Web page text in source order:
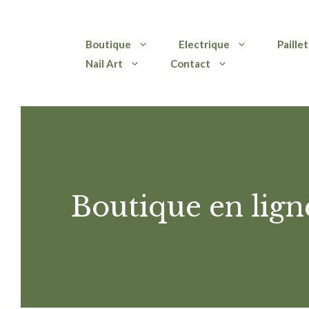
Boutique Electrique
Nail Art
Contact
Boutique en